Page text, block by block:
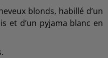
blonds, habillé d’un
et d’un pyjama blanc en